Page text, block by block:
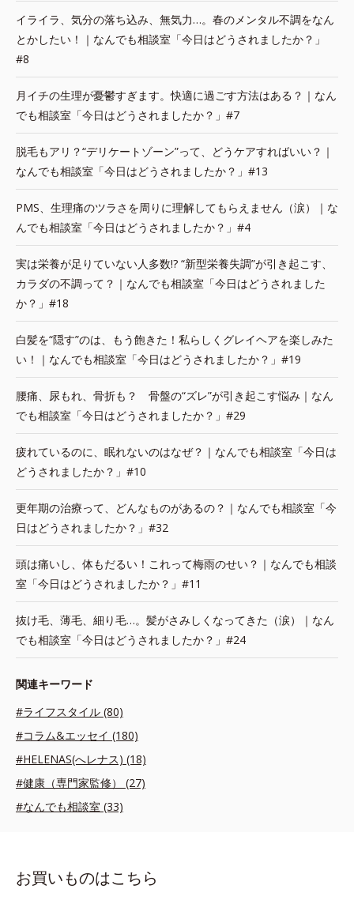
イライラ、気分の落ち込み、無気力…。春のメンタル不調をなん
とかしたい！｜なんでも相談室「今日はどうされましたか？」
#8
月イチの生理が憂鬱すぎます。快適に過ごす方法はある？｜なん
でも相談室「今日はどうされましたか？」#7
脱毛もアリ？“デリケートゾーン”って、どうケアすればいい？｜
なんでも相談室「今日はどうされましたか？」#13
PMS、生理痛のツラさを周りに理解してもらえません（涙）｜な
んでも相談室「今日はどうされましたか？」#4
実は栄養が足りていない人多数!? “新型栄養失調”が引き起こす、
カラダの不調って？｜なんでも相談室「今日はどうされました
か？」#18
白髪を“隠す”のは、もう飽きた！私らしくグレイヘアを楽しみた
い！｜なんでも相談室「今日はどうされましたか？」#19
腰痛、尿もれ、骨折も？ 骨盤の“ズレ”が引き起こす悩み｜なん
でも相談室「今日はどうされましたか？」#29
疲れているのに、眠れないのはなぜ？｜なんでも相談室「今日は
どうされましたか？」#10
更年期の治療って、どんなものがあるの？｜なんでも相談室「今
日はどうされましたか？」#32
頭は痛いし、体もだるい！これって梅雨のせい？｜なんでも相談
室「今日はどうされましたか？」#11
抜け毛、薄毛、細り毛…。髪がさみしくなってきた（涙）｜なん
でも相談室「今日はどうされましたか？」#24
関連キーワード
#ライフスタイル (80)
#コラム&エッセイ (180)
#HELENAS(へレナス) (18)
#健康（専門家監修） (27)
#なんでも相談室 (33)
お買いものはこちら